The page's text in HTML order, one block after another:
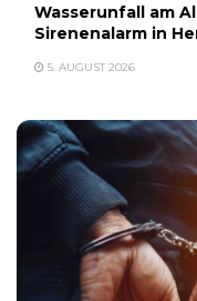
Wasserunfall am
Sirenenalarm in
5. AUGUST 2026